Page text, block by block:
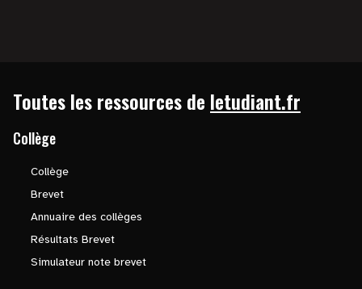
Toutes les ressources de letudiant.fr
Collège
Collège
Brevet
Annuaire des collèges
Résultats Brevet
Simulateur note brevet